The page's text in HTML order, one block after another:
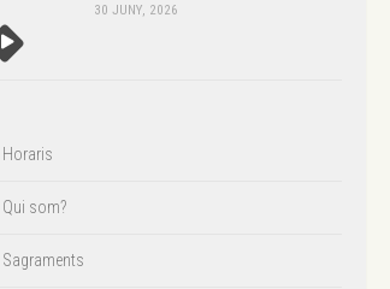
30 JUNY, 2026
Horaris
Qui som?
Sagraments